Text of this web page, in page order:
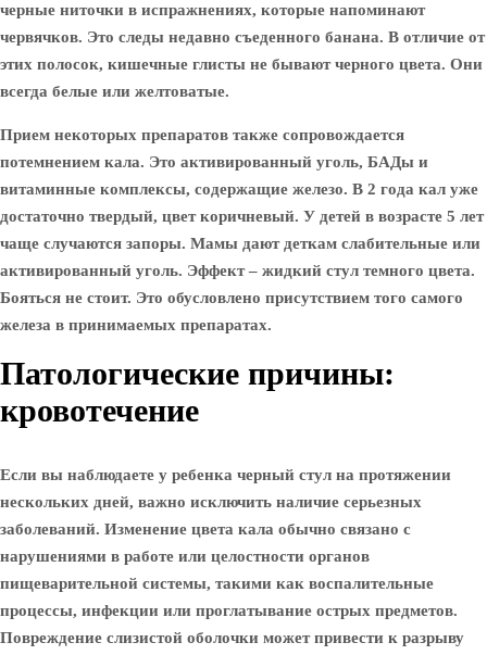
черные ниточки в испражнениях, которые напоминают
червячков. Это следы недавно съеденного банана. В отличие от
этих полосок, кишечные глисты не бывают черного цвета. Они
всегда белые или желтоватые.
Прием некоторых препаратов также сопровождается
потемнением кала. Это активированный уголь, БАДы и
витаминные комплексы, содержащие железо. В 2 года кал уже
достаточно твердый, цвет коричневый. У детей в возрасте 5 лет
чаще случаются запоры. Мамы дают деткам слабительные или
активированный уголь. Эффект – жидкий стул темного цвета.
Бояться не стоит. Это обусловлено присутствием того самого
железа в принимаемых препаратах.
Патологические причины:
кровотечение
Если вы наблюдаете у ребенка черный стул на протяжении
нескольких дней, важно исключить наличие серьезных
заболеваний. Изменение цвета кала обычно связано с
нарушениями в работе или целостности органов
пищеварительной системы, такими как воспалительные
процессы, инфекции или проглатывание острых предметов.
Повреждение слизистой оболочки может привести к разрыву